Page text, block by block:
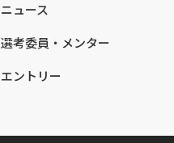
ニュース
選考委員・メンター
エントリー